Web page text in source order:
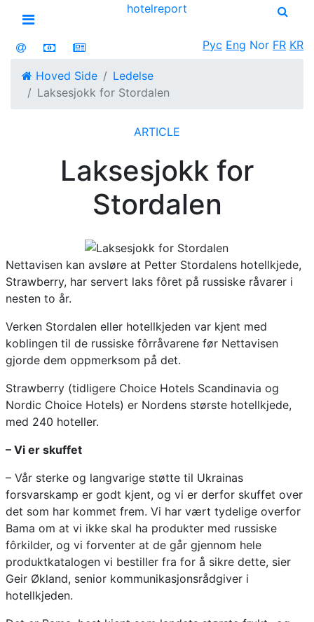
Open menu
hotelreport
Рус Eng Nor FR KR
Hoved Side
Ledelse
Laksesjokk for Stordalen
ARTICLE
Laksesjokk for
Stordalen
Nettavisen kan avsløre at Petter Stordalens hotellkjede,
Strawberry, har servert laks fôret på russiske råvarer i
nesten to år.
Verken Stordalen eller hotellkjeden var kjent med
koblingen til de russiske fôrråvarene før Nettavisen
gjorde dem oppmerksom på det.
Strawberry (tidligere Choice Hotels Scandinavia og
Nordic Choice Hotels) er Nordens største hotellkjede,
med 240 hoteller.
– Vi er skuffet
– Vår sterke og langvarige støtte til Ukrainas
forsvarskamp er godt kjent, og vi er derfor skuffet over
det som har kommet frem. Vi har vært tydelige overfor
Bama om at vi ikke skal ha produkter med russiske
fôrkilder, og vi forventer at de går gjennom hele
produktkatalogen vi bestiller fra for å sikre dette, sier
Geir Økland, senior kommunikasjonsrådgiver i
hotellkjeden.